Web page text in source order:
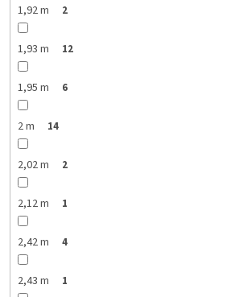
1,92 m 2
1,93 m 12
1,95 m 6
2 m 14
2,02 m 2
2,12 m 1
2,42 m 4
2,43 m 1